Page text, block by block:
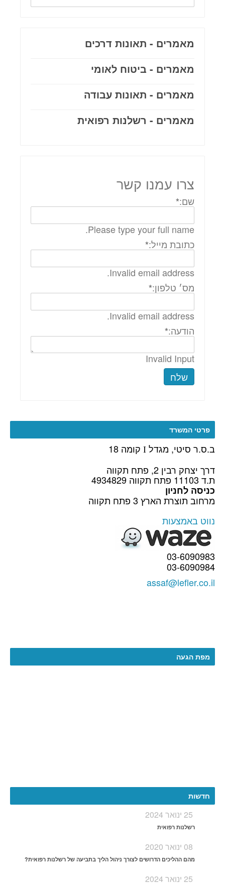
מאמרים - תאונות דרכים
מאמרים - ביטוח לאומי
מאמרים - תאונות עבודה
מאמרים - רשלנות רפואית
צרו עמנו קשר
שם:*
Please type your full name.
כתובת מייל:*
Invalid email address.
מס׳ טלפון:*
Invalid email address.
הודעה:*
Invalid Input
שלח
פרטי המשרד
ב.ס.ר סיטי, מגדל I קומה 18
דרך יצחק רבין 2, פתח תקווה
ת.ד 11103 פתח תקווה 4934829
כניסה לחניון
מרחוב תוצרת הארץ 3 פתח תקווה
נווט באמצעות
03-6090983
03-6090984
assaf@lefler.co.il
מפת הגעה
חדשות
25 ינואר 2024
רשלנות רפואית
08 ינואר 2020
מהם ההליכים הדרושים לצורך ניהול הליך בתביעה של רשלנות רפואית?
25 ינואר 2024